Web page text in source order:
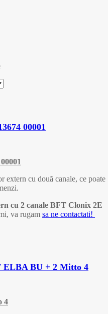
00001
extern cu două canale, ce poate
cu 2 canale BFT Clonix 2E
va rugam sa ne contactati!
ELBA BU + 2 Mitto 4
4